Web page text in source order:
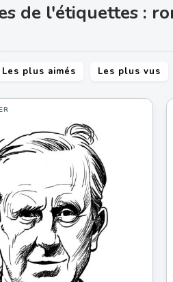
de l'étiquettes :
Les plus aimés Les plus vus